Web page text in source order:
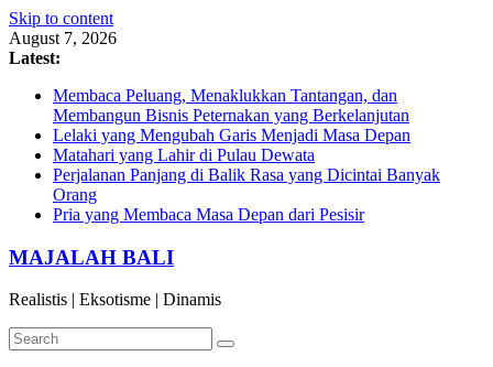
Skip to content
August 7, 2026
Latest:
Membaca Peluang, Menaklukkan Tantangan, dan
Membangun Bisnis Peternakan yang Berkelanjutan
Lelaki yang Mengubah Garis Menjadi Masa Depan
Matahari yang Lahir di Pulau Dewata
Perjalanan Panjang di Balik Rasa yang Dicintai Banyak
Orang
Pria yang Membaca Masa Depan dari Pesisir
MAJALAH BALI
Realistis | Eksotisme | Dinamis